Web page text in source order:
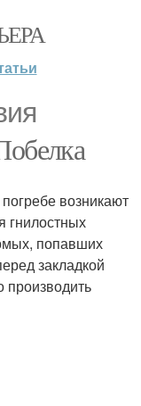
возникают
гнилостных
попавших
закладкой
производить